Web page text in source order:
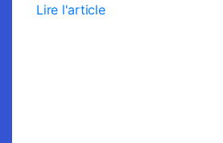
Lire l'article